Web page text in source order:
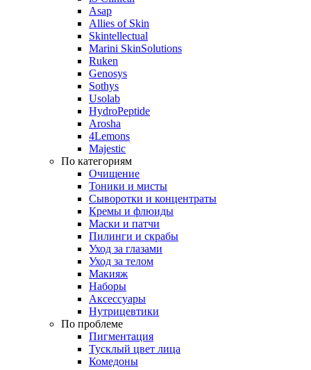
Asap
Allies of Skin
Skintellectual
Marini SkinSolutions
Ruken
Genosys
Sothys
Usolab
HydroPeptide
Arosha
4Lemons
Majestic
По категориям
Очищение
Тоники и мисты
Сыворотки и концентраты
Кремы и флюиды
Маски и патчи
Пилинги и скрабы
Уход за глазами
Уход за телом
Макияж
Наборы
Аксессуары
Нутрицевтики
По проблеме
Пигментация
Тусклый цвет лица
Комедоны